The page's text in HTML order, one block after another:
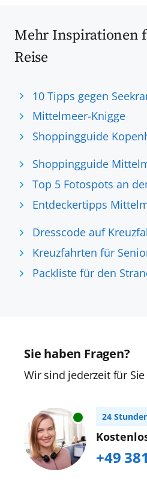
Mehr Inspirationen
Reise
10 Tipps gegen
Mittelmeer-Knigge
Shoppingguide
Shoppingguide
Top 5 Fotospots an
Entdeckertipps
Dresscode auf
Kreuzfahrten für
Packliste für den
Sie haben Fragen?
Wir sind jederzeit für Sie
24
+49